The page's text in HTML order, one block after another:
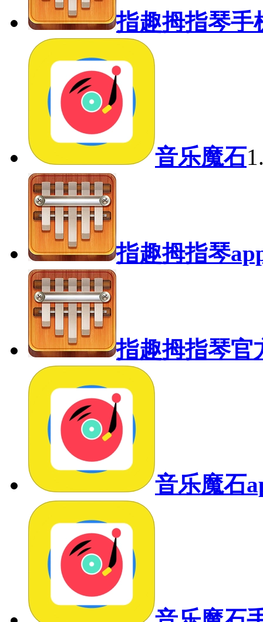
指趣拇指琴手
音乐魔石
指趣拇指琴
指趣拇指琴官
音乐魔石